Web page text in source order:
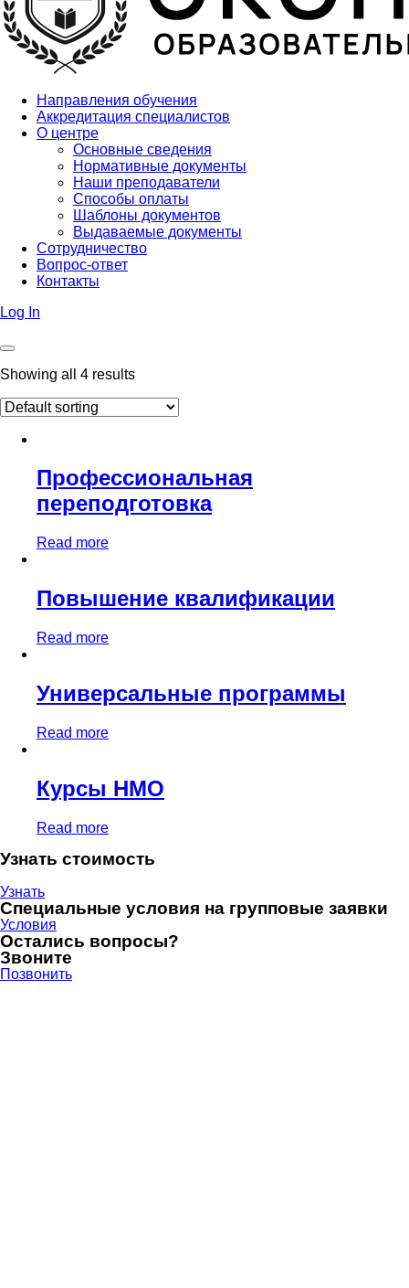
Направления обучения
Аккредитация специалистов
О центре
Основные сведения
Нормативные документы
Наши преподаватели
Способы оплаты
Шаблоны документов
Выдаваемые документы
Сотрудничество
Вопрос-ответ
Контакты
Log In
Showing all 4 results
Профессиональная
переподготовка
Read more
Повышение квалификации
Read more
Универсальные программы
Read more
Курсы НМО
Read more
Узнать стоимость
Узнать
Специальные условия на групповые заявки
Условия
Остались вопросы?
Звоните
Позвонить